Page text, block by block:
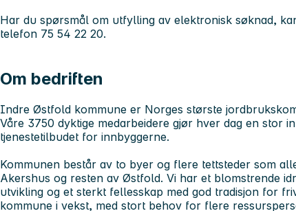
Har du spørsmål om utfylling av elektronisk søknad,
telefon 75 54 22 20.
Om bedriften
Indre Østfold kommune er Norges største
Våre 3750 dyktige medarbeidere gjør hver dag en stor
tjenestetilbudet for innbyggerne.
Kommunen består av to byer og flere tettsteder som
Akershus og resten av Østfold. Vi har et blomstrende
utvikling og et sterkt fellesskap med god tradisjon for
kommune i vekst, med stort behov for flere